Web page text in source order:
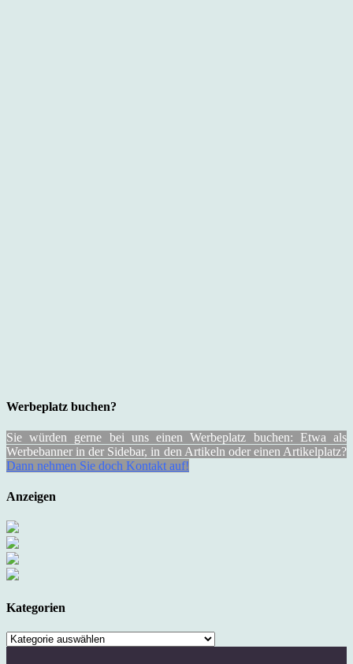
Werbeplatz buchen?
Sie würden gerne bei uns einen Werbeplatz buchen: Etwa als
Werbebanner in der Sidebar, in den Artikeln oder einen Artikelplatz?
Dann nehmen Sie doch Kontakt auf!
Anzeigen
Kategorien
Kategorien